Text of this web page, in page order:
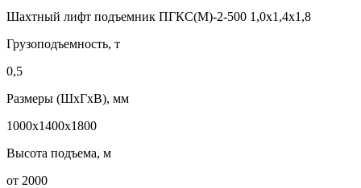
Шахтный лифт подъемник ПГКС(М)-2-500 1,0х1,4х1,8
Грузоподъемность, т
0,5
Размеры (ШхГхВ), мм
1000х1400х1800
Высота подъема, м
от 2000